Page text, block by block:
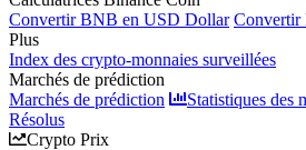
Convertir BNB en USD Dollar Convertir
Plus
Index des crypto-monnaies surveillées
Marchés de prédiction
Marchés de prédiction
Statistiques des
Résolus
Crypto Prix